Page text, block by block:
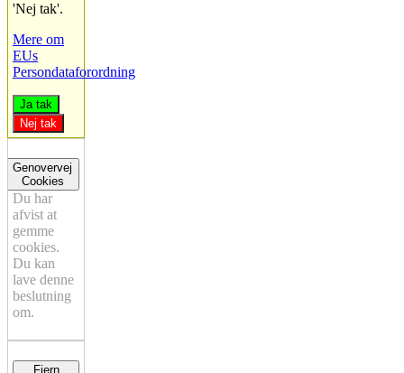
'Nej tak'.
Mere om
EUs
Persondataforordning
Ja tak
Nej tak
Genovervej
Cookies
Du har
afvist at
gemme
cookies.
Du kan
lave denne
beslutning
om.
Fjern